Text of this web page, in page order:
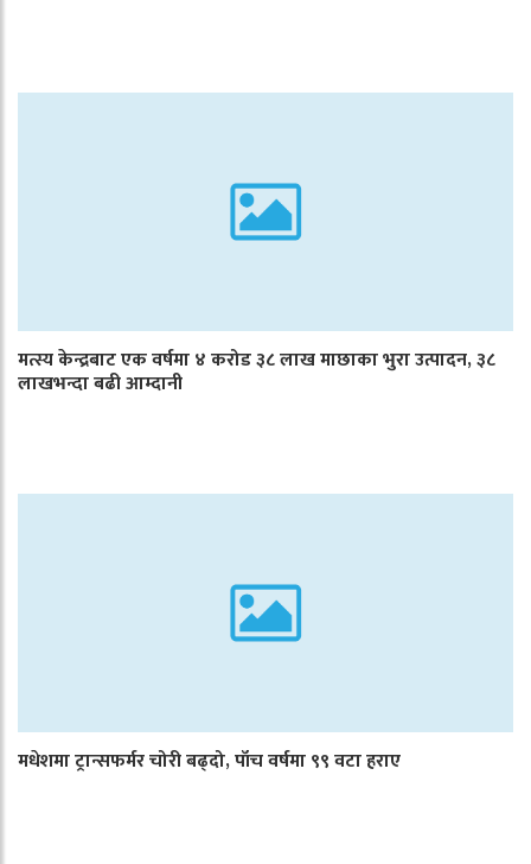
मत्स्य केन्द्रबाट एक वर्षमा ४ करोड ३८ लाख माछाका भुरा उत्पादन, ३८
लाखभन्दा बढी आम्दानी
मधेशमा ट्रान्सफर्मर चोरी बढ्दो, पाँच वर्षमा ९९ वटा हराए